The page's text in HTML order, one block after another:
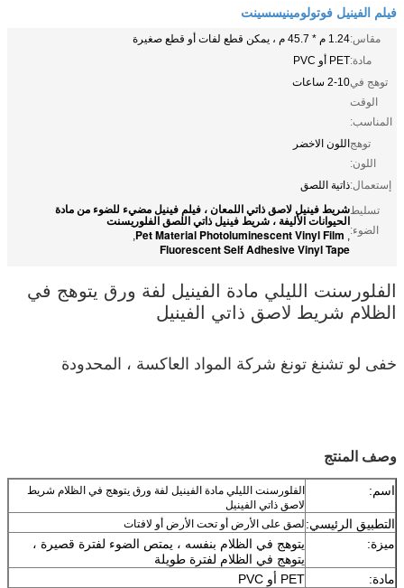
فيلم الفينيل فوتولومينيسسينت
مقاس:1.24 م * 45.7 م ، يمكن قطع لفات أو قطع صغيرة
مادة:PET أو PVC
توهج في
الوقت
المناسب:
2-10 ساعات
توهج
اللون:
اللون الاخضر
إستعمال:ذاتية اللصق
تسليط
الضوء:
شريط فينيل لاصق ذاتي اللمعان ، فيلم فينيل مضيء للضوء من مادة
الحيوانات الأليفة ، شريط فينيل ذاتي اللصق الفلوريسنت
,
Pet Material Photoluminescent Vinyl Film
,
Fluorescent Self Adhesive Vinyl Tape
الفلورسنت الليلي مادة الفينيل لفة ورق يتوهج في
الظلام شريط لاصق ذاتي الفينيل
خفى لو تشنغ تونغ شركة المواد العاكسة ، المحدودة
وصف المنتج
اسم:
الفلورسنت الليلي مادة الفينيل لفة ورق يتوهج في الظلام شريط
لاصق ذاتي الفينيل
التطبيق الرئيسي: لصق على الأرض أو تحت الأرض أو لافتات
ميزة:
يتوهج في الظلام بنفسه ، يمتص الضوء لفترة قصيرة ،
يتوهج في الظلام لفترة طويلة
مادة:
PET أو PVC